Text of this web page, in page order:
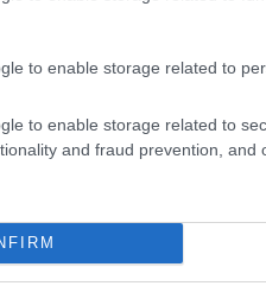
to enable storage related to
to enable storage related to
and fraud prevention, and
na zglobovima koje imaju